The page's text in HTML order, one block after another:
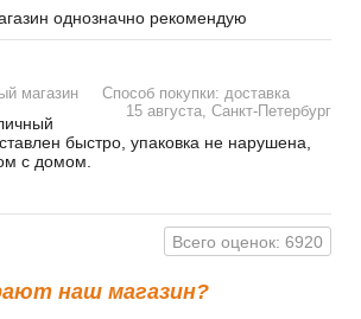
однозначно рекомендую
магазин
Способ покупки: доставка
15 августа, Санкт-Петербург
быстро, упаковка не нарушена,
с домом.
Всего оценок: 6920
наш магазин?